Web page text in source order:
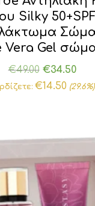
Silky
Vera Gel
€49.00 Original
price
€34.50Η
€14.50 (29.6%)